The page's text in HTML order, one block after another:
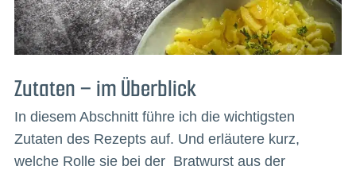
Zutaten – im Überblick
In diesem Abschnitt führe ich die wichtigsten
Zutaten des Rezepts auf. Und erläutere kurz,
welche Rolle sie bei der Bratwurst aus der